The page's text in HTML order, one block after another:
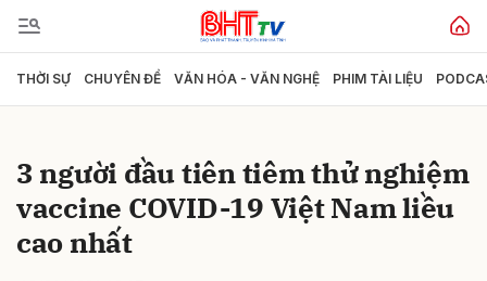
THỜI SỰ CHUYÊN ĐỀ VĂN HÓA - VĂN NGHỆ PHIM TÀI LIỆU
3 người đầu tiên tiêm thử nghiệm
vaccine COVID-19 Việt Nam liều
cao nhất
Gửi bình luận